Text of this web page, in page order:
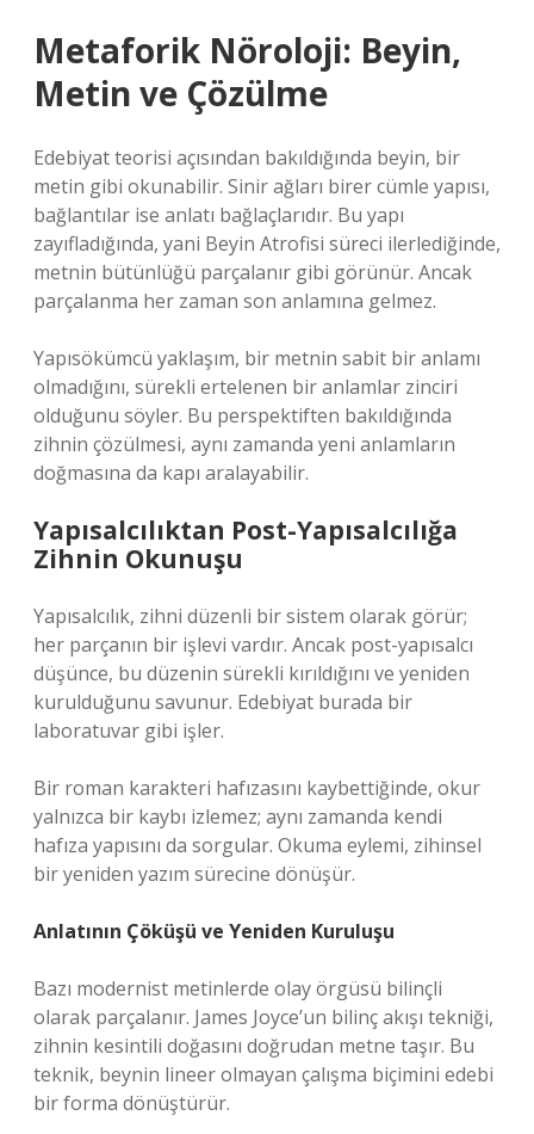
Metaforik Nöroloji: Beyin,
Metin ve Çözülme
Edebiyat teorisi açısından bakıldığında beyin, bir
metin gibi okunabilir. Sinir ağları birer cümle yapısı,
bağlantılar ise anlatı bağlaçlarıdır. Bu yapı
zayıfladığında, yani Beyin Atrofisi süreci ilerlediğinde,
metnin bütünlüğü parçalanır gibi görünür. Ancak
parçalanma her zaman son anlamına gelmez.
Yapısökümcü yaklaşım, bir metnin sabit bir anlamı
olmadığını, sürekli ertelenen bir anlamlar zinciri
olduğunu söyler. Bu perspektiften bakıldığında
zihnin çözülmesi, aynı zamanda yeni anlamların
doğmasına da kapı aralayabilir.
Yapısalcılıktan Post-Yapısalcılığa
Zihnin Okunuşu
Yapısalcılık, zihni düzenli bir sistem olarak görür;
her parçanın bir işlevi vardır. Ancak post-yapısalcı
düşünce, bu düzenin sürekli kırıldığını ve yeniden
kurulduğunu savunur. Edebiyat burada bir
laboratuvar gibi işler.
Bir roman karakteri hafızasını kaybettiğinde, okur
yalnızca bir kaybı izlemez; aynı zamanda kendi
hafıza yapısını da sorgular. Okuma eylemi, zihinsel
bir yeniden yazım sürecine dönüşür.
Anlatının Çöküşü ve Yeniden Kuruluşu
Bazı modernist metinlerde olay örgüsü bilinçli
olarak parçalanır. James Joyce’un bilinç akışı tekniği,
zihnin kesintili doğasını doğrudan metne taşır. Bu
teknik, beynin lineer olmayan çalışma biçimini edebi
bir forma dönüştürür.